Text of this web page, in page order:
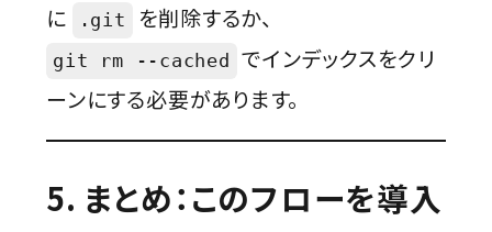
に
.git を削除するか、
git rm --cached でインデックスをクリ
ーンにする必要があります。
5. まとめ：このフローを導入